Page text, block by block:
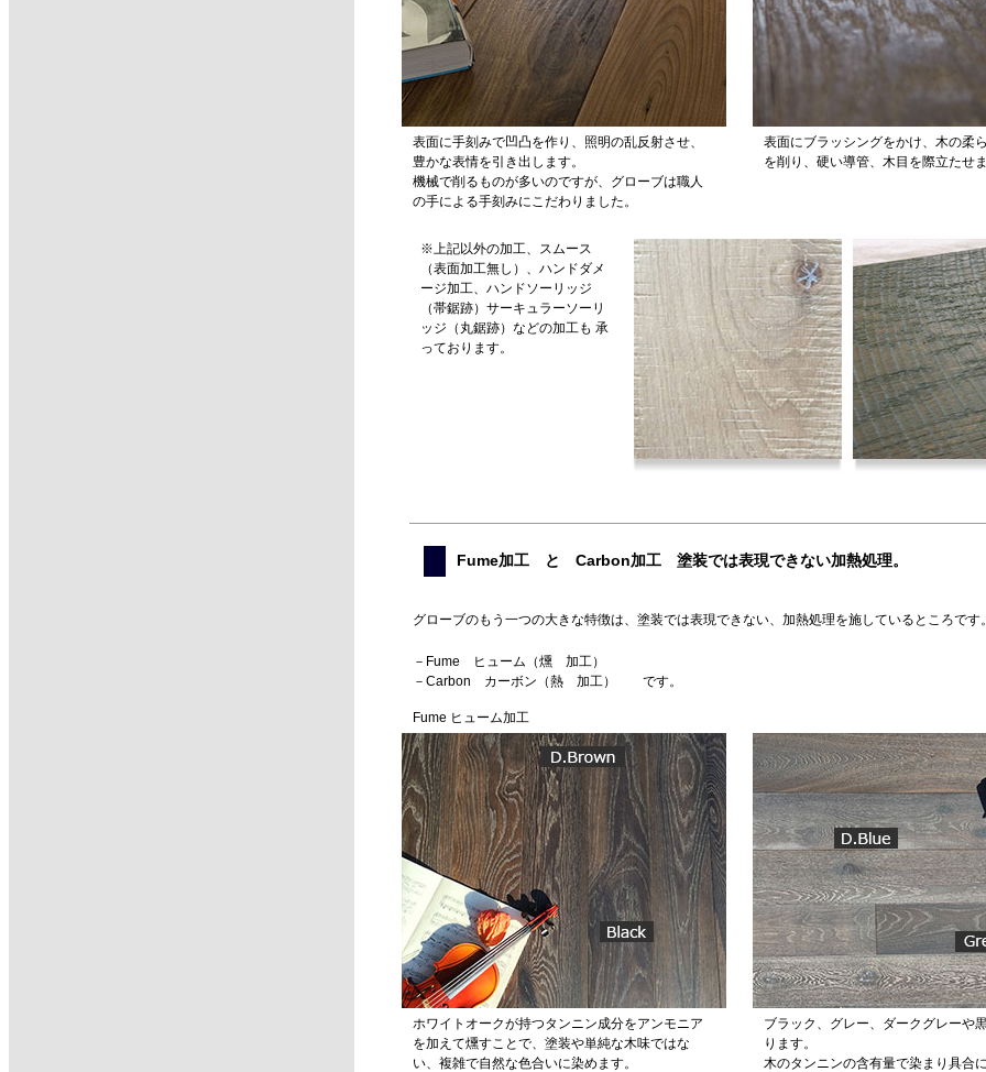
表面に手刻みで凹凸を作り、照明の乱反射させ、
豊かな表情を引き出します。
機械で削るものが多いのですが、グローブは職人
の手による手刻みにこだわりました。
表面にブラッシングをかけ、木の柔
を削り、硬い導管、木目を際立たせ
※上記以外の加工、スムース
（表面加工無し）、ハンドダメ
ージ加工、ハンドソーリッジ
（帯鋸跡）サーキュラーソーリ
ッジ（丸鋸跡）などの加工も 承
っております。
Fume加工 と Carbon加工 塗装では表現できない加熱処理。
グローブのもう一つの大きな特徴は、塗装では表現できない、加熱処理を施しているところです
－Fume ヒューム（燻 加工）
－Carbon カーボン（熱 加工） です。
Fume ヒューム加工
ホワイトオークが持つタンニン成分をアンモニア
を加えて燻すことで、塗装や単純な木味ではな
い、複雑で自然な色合いに染めます。
ブラック、グレー、ダークグレーや
ります。
木のタンニンの含有量で染まり具合